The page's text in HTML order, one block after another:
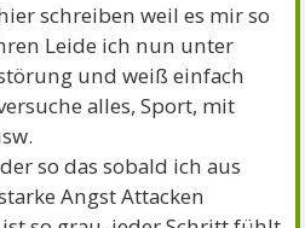
schreiben weil es mir so
Leide ich nun unter
und weiß einfach
alles, Sport, mit
so das sobald ich aus
Angst Attacken